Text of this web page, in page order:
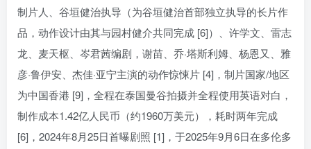
制片人、谷垣健治执导（为谷垣健治首部独立执导的长片作
品，动作设计由其与园村健介共同完成 [6]）、许学文、雷志
龙、麦天枢、岑君茜编剧，谢苗、乔·塔斯利姆、杨恩又、雅
彦·鲁伊安、杰佳·亚宁主演的动作惊悚片 [4]，制片国家/地区
为中国香港 [9]，全程在泰国曼谷拍摄并全程使用英语对白，
制作成本1.42亿人民币（约1960万美元），耗时两年完成
[6]，2024年8月25日首曝剧照 [1]，于2025年9月6日在多伦多